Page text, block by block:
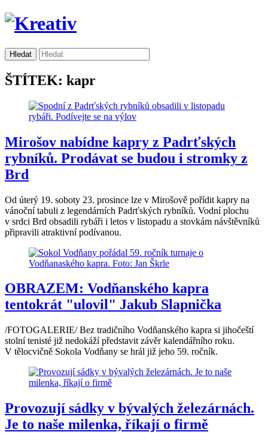
ŠTÍTEK: kapr
Mirošov nabídne kapry z Padrťských
rybníků. Prodávat se budou i stromky z
Brd
Od úterý 19. soboty 23. prosince lze v Mirošově pořídit kapry na
vánoční tabuli z legendárních Padrťských rybníků. Vodní plochu
v srdci Brd obsadili rybáři i letos v listopadu a stovkám návštěvníků
připravili atraktivní podívanou.
OBRAZEM: Vodňanského kapra
tentokrát "ulovil" Jakub Slapnička
/FOTOGALERIE/ Bez tradičního Vodňanského kapra si jihočeští
stolní tenisté již nedokáží představit závěr kalendářního roku.
V tělocvičně Sokola Vodňany se hrál již jeho 59. ročník.
Provozují sádky v bývalých železárnách.
Je to naše milenka, říkají o firmě